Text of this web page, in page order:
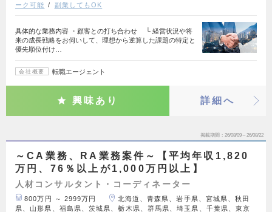
ーク可能
副業してもOK
具体的な業務内容 ・顧客との打ち合わせ └ 経営状況や将
来の成長戦略をお伺いして、理想から逆算した課題の特定と
優先順位付け…
会社概要 転職エージェント
興味あり 詳細へ
掲載期間 26/08/09～26/08/22
～CA業務、RA業務案件～【平均年収1,820
万円、76％以上が1,000万円以上】
人材コンサルタント・コーディネーター
800万円 ～ 2999万円
北海道、青森県、岩手県、宮城県、秋田
県、山形県、福島県、茨城県、栃木県、群馬県、埼玉県、千葉県、東京